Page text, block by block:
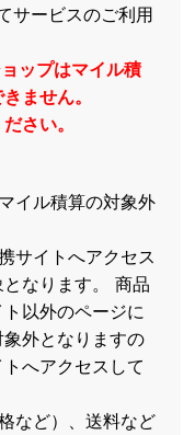
サービスのご利用
ップはマイル積
ません。
さい。
イル積算の対象外
サイトへアクセス
なります。 商品
以外のページに
外となりますの
へアクセスして
など）、送料など